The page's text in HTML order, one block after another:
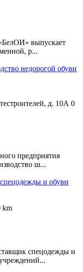
выпускает
р...
недорогой обуви
д. 10А 0
предприятия
ш...
и обуви
km
спецодежды и